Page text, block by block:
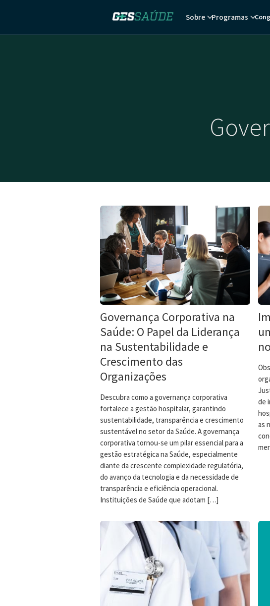
Sobre Programas
Governança Corporativa na
Saúde: O Papel da Liderança
na Sustentabilidade e
Crescimento das
Organizações
Descubra como a governança corporativa
fortalece a gestão hospitalar, garantindo
sustentabilidade, transparência e crescimento
sustentável no setor da Saúde. A governança
corporativa tornou-se um pilar essencial para a
gestão estratégica na Saúde, especialmente
diante da crescente complexidade regulatória,
do avanço da tecnologia e da necessidade de
transparência e eficiência operacional.
Instituições de Saúde que adotam […]
de
as